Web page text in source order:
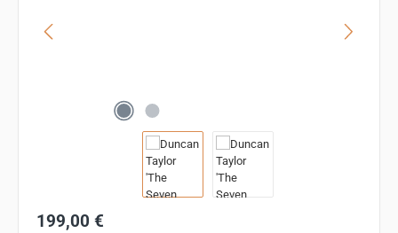
Regulärer Preis:
199,00 €